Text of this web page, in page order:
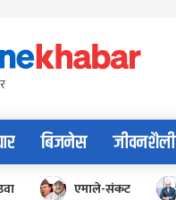
बिजनेस जीवनशैली
एमाले-संकट